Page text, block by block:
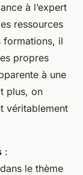
à l’expert
ressources
formations, il
propres
à une
plus, on
véritablement
:
le thème